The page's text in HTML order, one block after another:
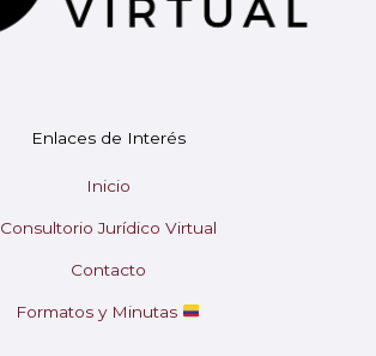
Enlaces de Interés
Inicio
Consultorio Jurídico Virtual
Contacto
Formatos y Minutas
Soy Mary tu asistente virtual.